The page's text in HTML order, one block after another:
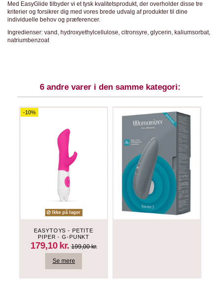
Med EasyGlide tilbyder vi et tysk kvalitetsprodukt, der overholder disse tre
kriterier og forsikrer dig med vores brede udvalg af produkter til dine
individuelle behov og præferencer.
Ingredienser: vand, hydroxyethylcellulose, citronsyre, glycerin, kaliumsorbat,
natriumbenzoat
6 andre varer i den samme kategori:
-10%
Ikke på lager
EASYTOYS - PETITE
PIPER - G-PUNKT
VIBRATOR - PINK
179,10 kr.199,00 kr.
Se mere